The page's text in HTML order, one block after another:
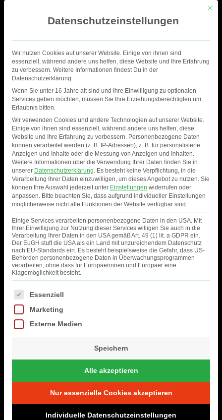
BENJAMIN EBRECHT
Mit
Datenschutzeinstellungen
Wir nutzen Cookies auf unserer Website. Einige von ihnen sind
essenziell, während andere uns helfen, diese Website und Ihre Erfahrung
zu verbessern. Weitere Informationen findest Du in der
Datenschutzerklärung
Wenn Sie unter 16 Jahre alt sind und Ihre Einwilligung zu optionalen
Services geben möchten, müssen Sie Ihre Erziehungsberechtigten um
Erlaubnis bitten.
Wir verwenden Cookies und andere Technologien auf unserer Website.
Einige von ihnen sind essenziell, während andere uns helfen, diese
Website und Ihre Erfahrung zu verbessern. Personenbezogene Daten
können verarbeitet werden (z. B. IP-Adressen), z. B. für personalisierte
Anzeigen und Inhalte oder die Messung von Anzeigen und Inhalten.
Weitere Informationen über die Verwendung Ihrer Daten finden Sie in
unserer Datenschutzerklärung. Es besteht keine Verpflichtung, in die
Verarbeitung Ihrer Daten einzuwilligen, um dieses Angebot zu nutzen. Sie
können Ihre Auswahl jederzeit unter Einstellungen widerrufen oder
anpassen. Bitte beachten Sie, dass aufgrund individueller Einstellungen
möglicherweise nicht alle Funktionen der Website verfügbar sind.
Einige Services verarbeiten personenbezogene Daten in den USA. Mit
Ihrer Einwilligung zur Nutzung dieser Services willigen Sie auch in die
Verarbeitung Ihrer Daten in den USA gemäß Art. 49 (1) lit. a GDPR ein.
Der EuGH stuft die USA als ein Land mit unzureichendem Datenschutz
nach EU-Standards ein. Es besteht beispielsweise die Gefahr, dass US-
Behörden personenbezogene Daten in Überwachungsprogrammen
verarbeiten, ohne dass für Europäerinnen und Europäer eine
Klagemöglichkeit besteht.
Es folgt eine Liste der Service-Gruppen, für die eine Einwilligung erteilt
Essenziell
Marketing
Externe Medien
Speichern
Alle akzeptieren
Nur essenzielle Cookies akzeptieren
Individuelle Datenschutzeinstellungen